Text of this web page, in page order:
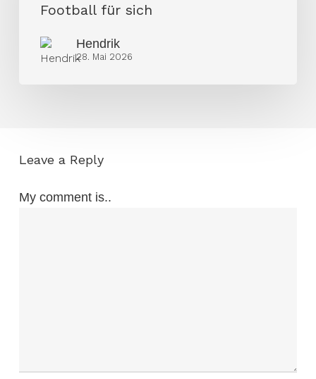
Football für sich
Hendrik
28. Mai 2026
Leave a Reply
My comment is..